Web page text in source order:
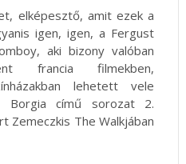
elképesztő, amit ezek a
igen, igen, a Fergust
aki bizony valóban
francia filmekben,
lehetett vele
Borgia című sorozat 2.
Zemeczkis The Walkjában